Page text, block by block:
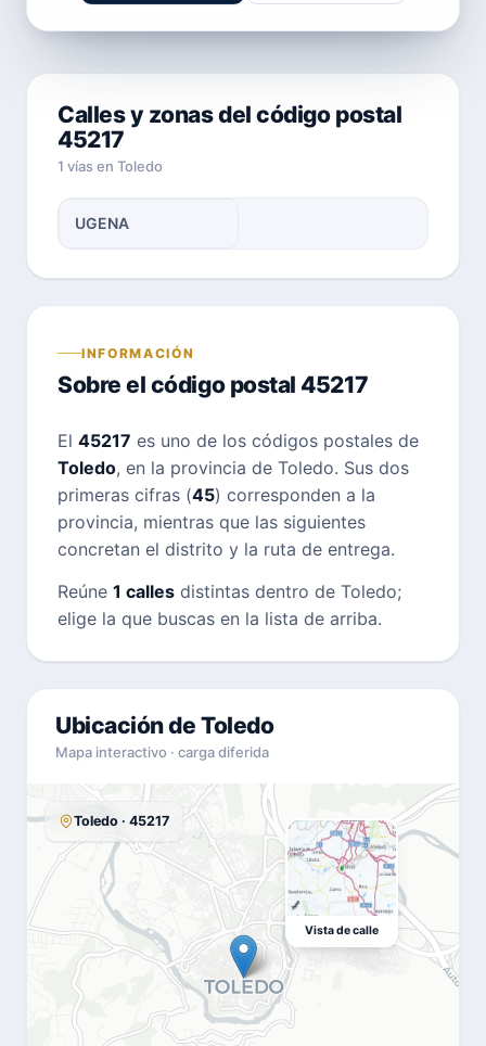
Calles y zonas del código postal
45217
1 vías en Toledo
UGENA
INFORMACIÓN
Sobre el código postal 45217
El 45217 es uno de los códigos postales de
Toledo, en la provincia de Toledo. Sus dos
primeras cifras (45) corresponden a la
provincia, mientras que las siguientes
concretan el distrito y la ruta de entrega.
Reúne 1 calles distintas dentro de Toledo;
elige la que buscas en la lista de arriba.
Ubicación de Toledo
Mapa interactivo · carga diferida
Toledo · 45217
Vista de calle